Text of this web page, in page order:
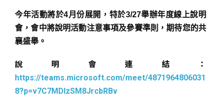
今年活動將於4月份展開，特於3/27舉辦年度線上說明
會，會中將說明活動注意事項及參賽準則，期待您的共
襄盛舉。
說明會連結：
https://teams.microsoft.com/meet/4871964806031
8?p=v7C7MDIzSM8JrcbRBv